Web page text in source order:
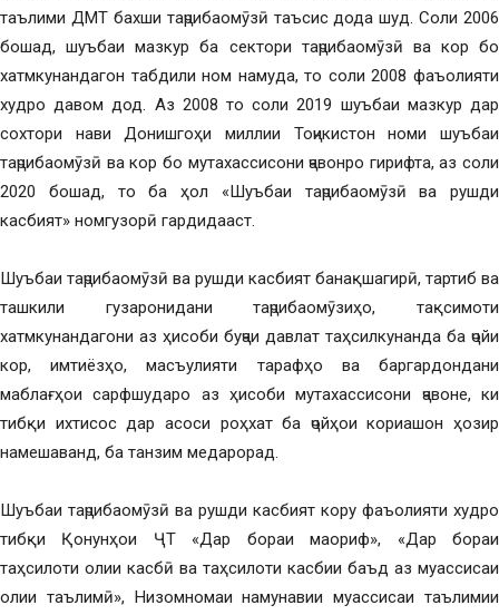
таълими ДМТ бахши таҷрибаомӯзӣ таъсис дода шуд. Соли 2006
бошад, шуъбаи мазкур ба сектори таҷрибаомӯзӣ ва кор бо
хатмкунандагон табдили ном намуда, то соли 2008 фаъолияти
худро давом дод. Аз 2008 то соли 2019 шуъбаи мазкур дар
сохтори нави Донишгоҳи миллии Тоҷикистон номи шуъбаи
таҷрибаомӯзӣ ва кор бо мутахассисони ҷавонро гирифта, аз соли
2020 бошад, то ба ҳол «Шуъбаи таҷрибаомӯзӣ ва рушди
касбият» номгузорӣ гардидааст.
Шуъбаи таҷрибаомӯзӣ ва рушди касбият банақшагирӣ, тартиб ва
ташкили гузаронидани таҷрибаомӯзиҳо, тақсимоти
хатмкунандагони аз ҳисоби буҷаи давлат таҳсилкунанда ба ҷойи
кор, имтиёзҳо, масъулияти тарафҳо ва баргардондани
маблағҳои сарфшударо аз ҳисоби мутахассисони ҷавоне, ки
тибқи ихтисос дар асоси роҳхат ба ҷойҳои кориашон ҳозир
намешаванд, ба танзим медарорад.
Шуъбаи таҷрибаомӯзӣ ва рушди касбият кору фаъолияти худро
тибқи Қонунҳои ҶТ «Дар бораи маориф», «Дар бораи
таҳсилоти олии касбӣ ва таҳсилоти касбии баъд аз муассисаи
олии таълимӣ», Низомномаи намунавии муассисаи таълимии